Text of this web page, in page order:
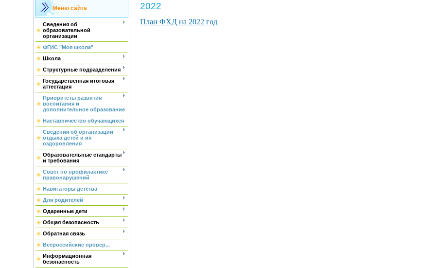
Меню сайта
Сведения об
образовательной
организации
ФГИС "Моя школа"
Школа
Структурные подразделения
Государственная итоговая
аттестация
Приоритеты развития
воспитания и
дополнительное образование
Наставничество обучающихся
Сведения об организации
отдыха детей и их
оздоровления
Образовательные стандарты
и требования
Совет по профилактике
правонарушений
Навигаторы детства
Для родителей
Одаренные дети
Общая безопасность
Обратная связь
Всероссийские провер...
Информационная
безопасность
2022
План ФХД на 2022 год